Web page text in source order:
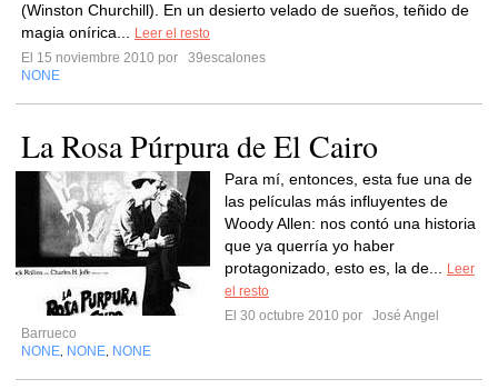
(Winston Churchill). En un desierto velado de sueños, teñido de
magia onírica...
Leer el resto
El 15 noviembre 2010 por
39escalones
NONE
La Rosa Púrpura de El Cairo
Para mí, entonces, esta fue una de
las películas más influyentes de
Woody Allen: nos contó una historia
que ya querría yo haber
protagonizado, esto es, la de...
Leer
el resto
El 30 octubre 2010 por
José Angel
Barrueco
NONE NONE NONE